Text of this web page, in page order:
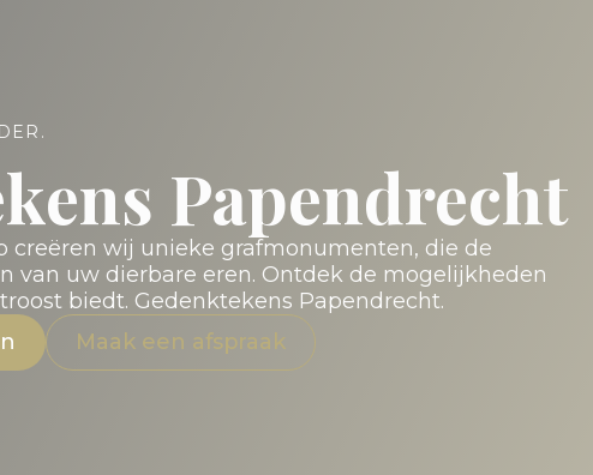
Papendrecht
creëren wij unieke grafmonumenten, die de
van uw dierbare eren. Ontdek de mogelijkheden
biedt. Gedenktekens Papendrecht.
Maak een afspraak